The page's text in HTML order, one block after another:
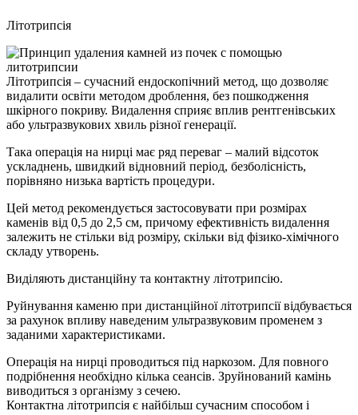
Літотрипсія
Літотрипсія – сучасний ендоскопічний метод, що дозволяє
видалити освіти методом дроблення, без пошкодження
шкірного покриву. Видалення сприяє вплив рентгенівських
або ультразвукових хвиль різної генерації.
Така операція на нирці має ряд переваг – малий відсоток
ускладнень, швидкий відновний період, безболісність,
порівняно низька вартість процедури.
Цей метод рекомендується застосовувати при розмірах
каменів від 0,5 до 2,5 см, причому ефективність видалення
залежить не стільки від розміру, скільки від фізико-хімічного
складу утворень.
Виділяють дистанційну та контактну літотрипсію.
Руйнування каменю при дистанційної літотрипсії відбувається
за рахунок впливу наведеним ультразвуковим променем з
заданими характеристиками.
Операція на нирці проводиться під наркозом. Для повного
подрібнення необхідно кілька сеансів. Зруйнований камінь
виводиться з організму з сечею.
Контактна літотрипсія є найбільш сучасним способом і